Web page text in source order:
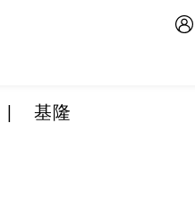
| 基隆